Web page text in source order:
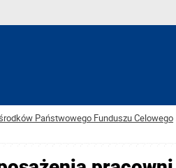
Państwowego Funduszu Celowego